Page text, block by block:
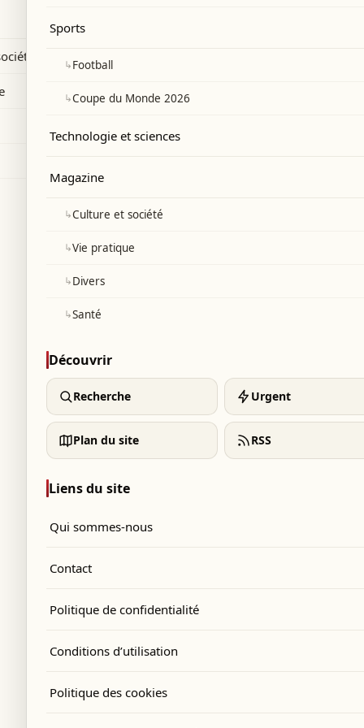
Sports
↳Football
↳Coupe du Monde 2026
Technologie et sciences
Magazine
↳Culture et société
↳Vie pratique
↳Divers
↳Santé
Découvrir
Recherche Urgent
Plan du site RSS
Liens du site
Qui sommes-nous
Contact
Politique de confidentialité
Conditions d’utilisation
Politique des cookies